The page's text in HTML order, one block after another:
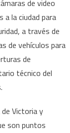
instalar
sistemas
de
arcos
Victoria
de video
a la ciudad para
a través de
de vehículos para
de
técnico del
Victoria y
son puntos